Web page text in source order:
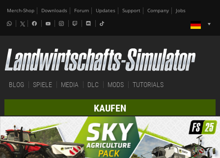
Merch-Shop Downloads Forum Updates Support Company Jobs
BLOG SPIELE MEDIA DLC MODS TUTORIALS
KAUFEN